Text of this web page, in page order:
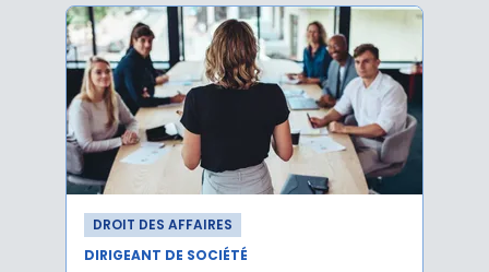
DROIT DES AFFAIRES
DIRIGEANT DE SOCIÉTÉ